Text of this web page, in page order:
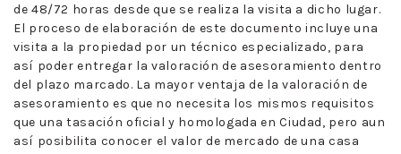
de 48/72 horas desde que se realiza la visita a dicho lugar.
El proceso de elaboración de este documento incluye una
visita a la propiedad por un técnico especializado, para
así poder entregar la valoración de asesoramiento dentro
del plazo marcado. La mayor ventaja de la valoración de
asesoramiento es que no necesita los mismos requisitos
que una tasación oficial y homologada en Ciudad, pero aun
así posibilita conocer el valor de mercado de una casa